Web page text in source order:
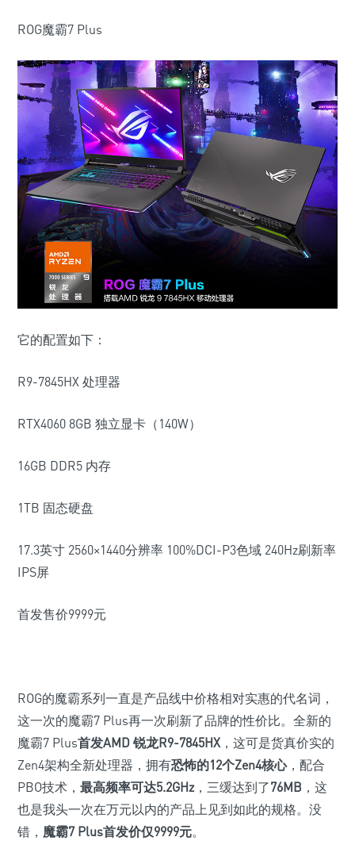
ROG魔霸7 Plus
它的配置如下：
R9-7845HX 处理器
RTX4060 8GB 独立显卡（140W）
16GB DDR5 内存
1TB 固态硬盘
17.3英寸 2560×1440分辨率 100%DCI-P3色域 240Hz刷新率
IPS屏
首发售价9999元
ROG的魔霸系列一直是产品线中价格相对实惠的代名词，
这一次的魔霸7 Plus再一次刷新了品牌的性价比。全新的
魔霸7 Plus首发AMD 锐龙R9-7845HX ，这可是货真价实的
Zen4架构全新处理器，拥有恐怖的12个Zen4核心，配合
PBO技术， 最高频率可达5.2GHz，三缓达到了76MB ，这
也是我头一次在万元以内的产品上见到如此的规格。没
错， 魔霸7 Plus首发价仅9999元。